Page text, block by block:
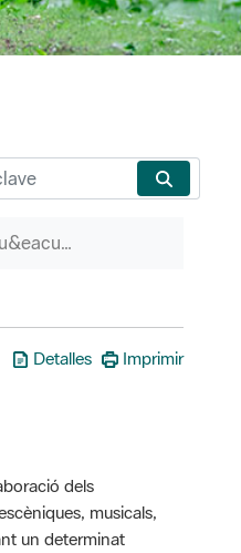
P&aacute;ginas hu&eacute;rfanas
Detalles Imprimir
dels
musicals,
un determinat